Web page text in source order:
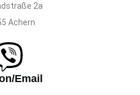
2a
Achern
Email